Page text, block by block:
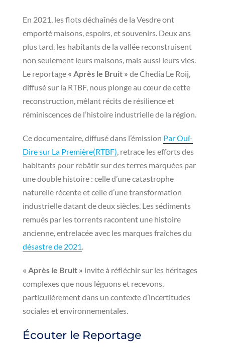
En 2021, les flots déchaînés de la Vesdre ont
emporté maisons, espoirs, et souvenirs. Deux ans
plus tard, les habitants de la vallée reconstruisent
non seulement leurs maisons, mais aussi leurs vies.
Le reportage « Après le Bruit » de Chedia Le Roij,
diffusé sur la RTBF, nous plonge au cœur de cette
reconstruction, mêlant récits de résilience et
réminiscences de l’histoire industrielle de la région.
Ce documentaire, diffusé dans l’émission Par Ouï-
Dire sur La Première(RTBF), retrace les efforts des
habitants pour rebâtir sur des terres marquées par
une double histoire : celle d’une catastrophe
naturelle récente et celle d’une transformation
industrielle datant de deux siècles. Les sédiments
remués par les torrents racontent une histoire
ancienne, entrelacée avec les marques fraîches du
désastre de 2021.
« Après le Bruit » invite à réfléchir sur les héritages
complexes que nous léguons et recevons,
particulièrement dans un contexte d’incertitudes
sociales et environnementales.
Écouter le Reportage